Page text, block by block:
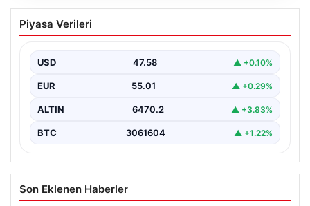
Yola düştü, metrobüs çarptı: Kadının
durumu kritik
Piyasa Verileri
USD 47.58 ▲ +0.10%
EUR 55.01 ▲ +0.29%
ALTIN 6470.2 ▲ +3.83%
BTC 3061604 ▲ +1.22%
Son Eklenen Haberler